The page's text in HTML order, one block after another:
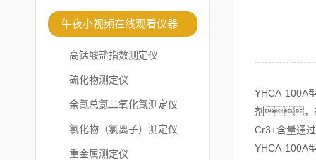
午夜小视频在线观看仪器
高锰酸盐指数测定仪
硫化物测定仪
余氯总氯二氧化氯测定仪
氯化物（氯离子）测定仪
重金属测定仪
YHCA-100A
剂，在
Cr3+含量通
YHCA-